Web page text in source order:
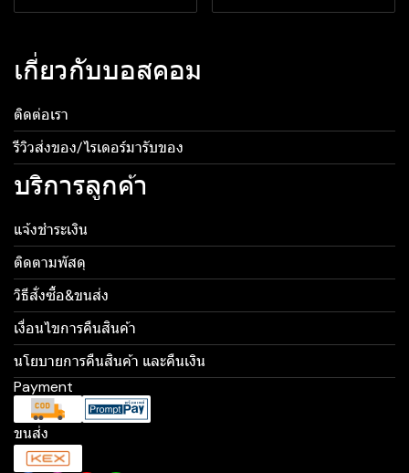
เกี่ยวกับบอสคอม
ติดต่อเรา
รีวิวส่งของ/ไรเดอร์มารับของ
บริการลูกค้า
แจ้งชำระเงิน
ติดตามพัสดุ
วิธีสั่งซื้อ&ขนส่ง
เงื่อนไขการคืนสินค้า
นโยบายการคืนสินค้า และคืนเงิน
Payment
ขนส่ง